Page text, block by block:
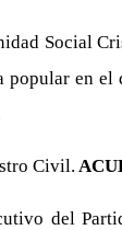
Social
en
Civil.
del